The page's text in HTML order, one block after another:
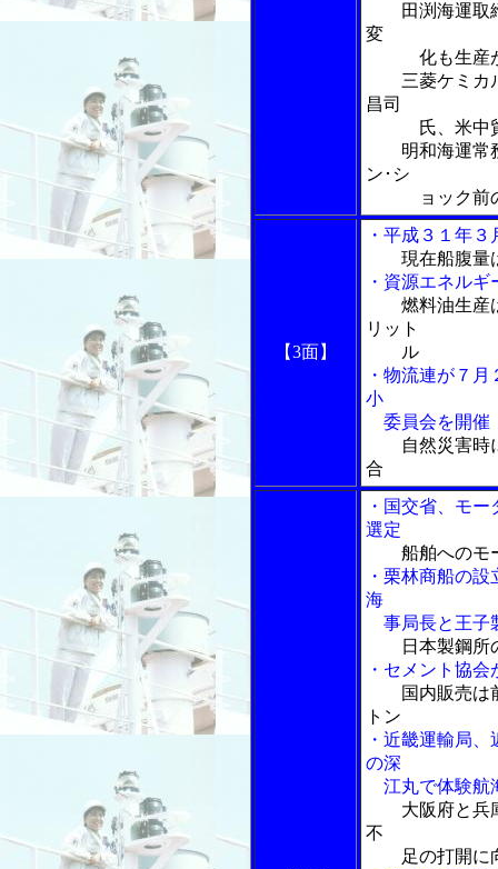
田渕海運取締
変
化も生産が
三菱ケミカル
昌司
氏、米中貿
明和海運常務
ン･シ
ョック前の
【3面】
・平成３１年
現在船腹量
・資源エネル
燃料油生産
リット
ル
・物流連が７
小
委員会を開催
自然災害時
合
・国交省、モ
選定
船舶へのモ
・栗林商船の
海
事局長と王子
日本製鋼所
・セメント協
国内販売は
トン
・近畿運輸局
の深
江丸で体験航
大阪府と兵
不
足の打開に